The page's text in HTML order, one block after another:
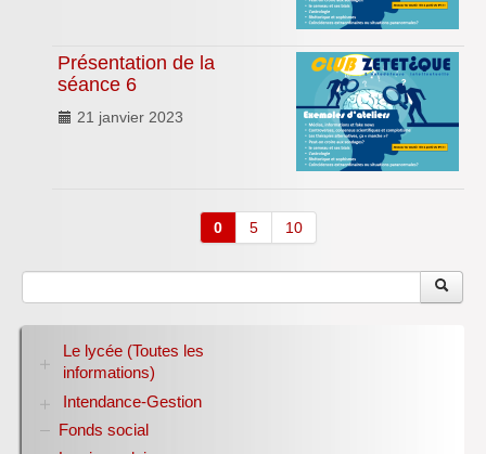
Présentation de la
séance 6
21 janvier 2023
0 5 10
Le lycée (Toutes les
informations)
RENTREE 2026-2027
Stage des élèves de seconde
Intendance-Gestion
Restauration scolaire
Fonds social